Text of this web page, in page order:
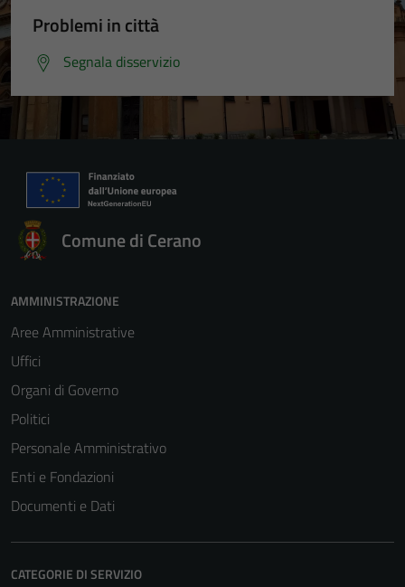
Problemi in città
Segnala disservizio
Comune di Cerano
AMMINISTRAZIONE
Aree Amministrative
Uffici
Organi di Governo
Politici
Personale Amministrativo
Enti e Fondazioni
Documenti e Dati
CATEGORIE DI SERVIZIO